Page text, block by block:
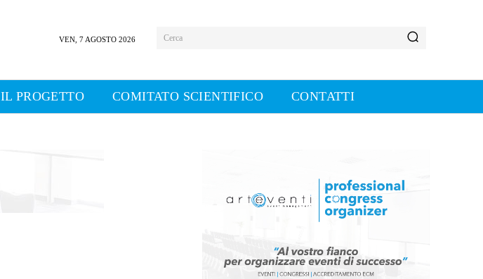
VEN, 7 AGOSTO 2026 Cerca
IL PROGETTO COMITATO SCIENTIFICO CONTATTI